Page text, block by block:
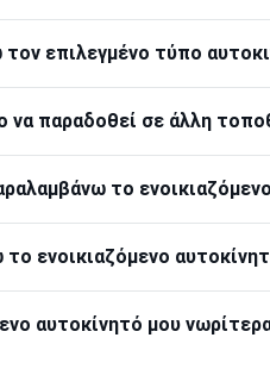
επιλεγμένο τύπο
να παραδοθεί σε άλλη
το
ενοικιαζόμενο
αυτοκίνητό μου